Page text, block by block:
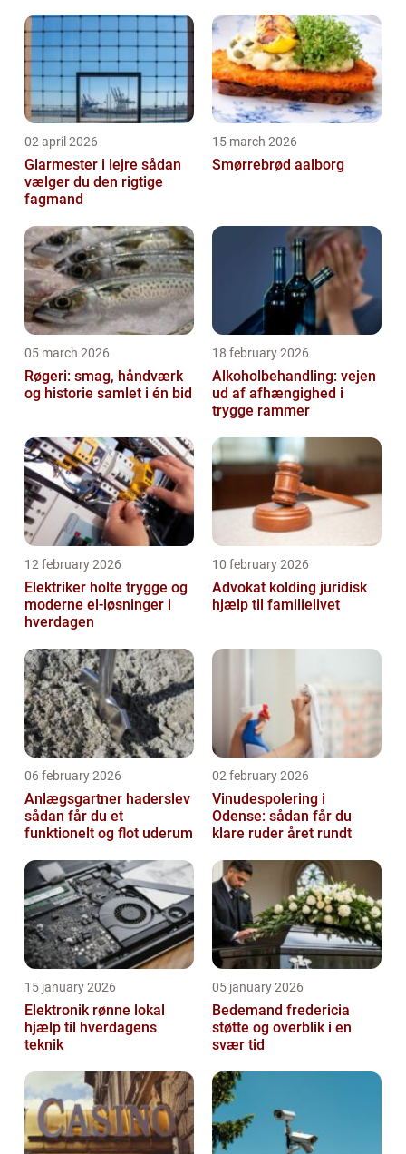
02 april 2026
Glarmester i lejre sådan
vælger du den rigtige
fagmand
15 march 2026
Smørrebrød aalborg
05 march 2026
Røgeri: smag, håndværk
og historie samlet i én bid
18 february 2026
Alkoholbehandling: vejen
ud af afhængighed i
trygge rammer
12 february 2026
Elektriker holte trygge og
moderne el-løsninger i
hverdagen
10 february 2026
Advokat kolding juridisk
hjælp til familielivet
06 february 2026
Anlægsgartner haderslev
sådan får du et
funktionelt og flot uderum
02 february 2026
Vinudespolering i
Odense: sådan får du
klare ruder året rundt
15 january 2026
Elektronik rønne lokal
hjælp til hverdagens
teknik
05 january 2026
Bedemand fredericia
støtte og overblik i en
svær tid